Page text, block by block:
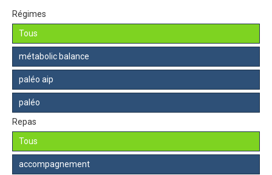
Régimes
Tous
métabolic balance
paléo aip
paléo
Repas
Tous
accompagnement